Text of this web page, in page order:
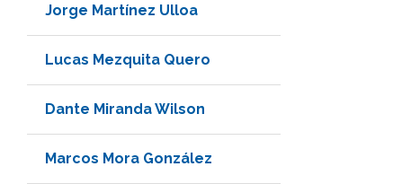
Jorge Martínez Ulloa
Lucas Mezquita Quero
Dante Miranda Wilson
Marcos Mora González